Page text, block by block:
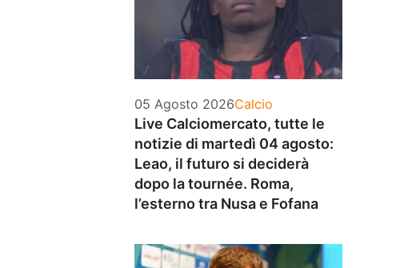
05 Agosto 2026Categorie
Calcio
Live Calciomercato, tutte le
notizie di martedì 04 agosto:
Leao, il futuro si deciderà
dopo la tournée. Roma,
l’esterno tra Nusa e Fofana